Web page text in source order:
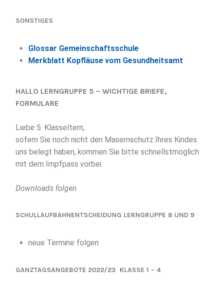
SONSTIGES
Glossar Gemeinschaftsschule
Merkblatt Kopfläuse vom Gesundheitsamt
HALLO LERNGRUPPE 5 – WICHTIGE BRIEFE,
FORMULARE
Liebe 5. Klasseltern,
sofern Sie noch nicht den Masernschutz Ihres Kindes
uns belegt haben, kommen Sie bitte schnellstmöglich
mit dem Impfpass vorbei.
Downloads folgen
SCHULLAUFBAHNENTSCHEIDUNG LERNGRUPPE 8 UND 9
neue Termine folgen
GANZTAGSANGEBOTE 2022/23 KLASSE 1 – 4